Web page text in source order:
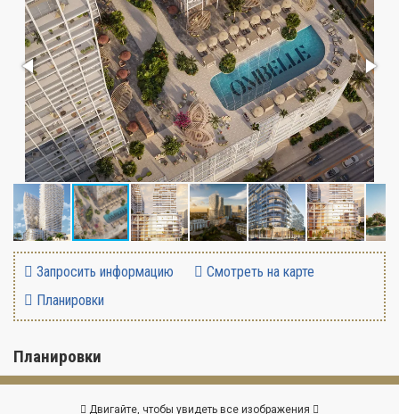
Запросить информацию
Смотреть на карте
Планировки
Планировки
Двигайте, чтобы увидеть все изображения